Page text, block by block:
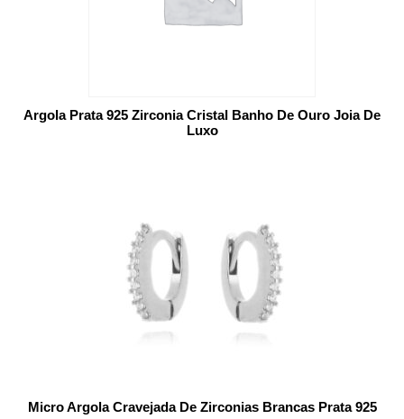
Argola Prata 925 Zirconia Cristal Banho De Ouro Joia De
Luxo
Micro Argola Cravejada De Zirconias Brancas Prata 925